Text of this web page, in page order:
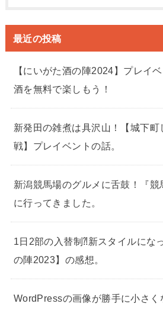
最近の投稿
【にいがた酒の陣2024】プレイ
酒を無料で楽しもう！
新発田の雑煮は具沢山！【城下町
戦】プレイベントの話。
新潟競馬場のグルメに舌鼓！『競
に行ってきました。
1日2部の入替制⁈新スタイルにな
の陣2023】の感想。
WordPressの画像が勝手に小さく